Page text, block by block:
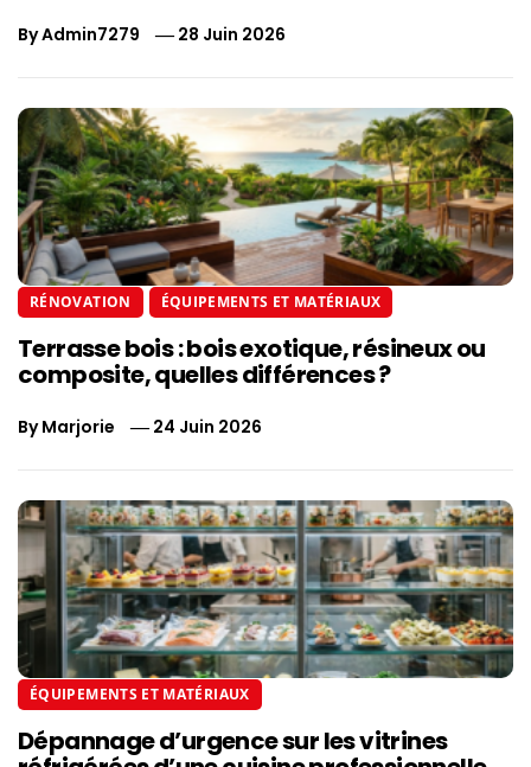
ByAdmin7279 28 Juin 2026
RÉNOVATION ÉQUIPEMENTS ET MATÉRIAUX
Terrasse bois : bois exotique, résineux ou
composite, quelles différences ?
ByMarjorie 24 Juin 2026
ÉQUIPEMENTS ET MATÉRIAUX
Dépannage d’urgence sur les vitrines